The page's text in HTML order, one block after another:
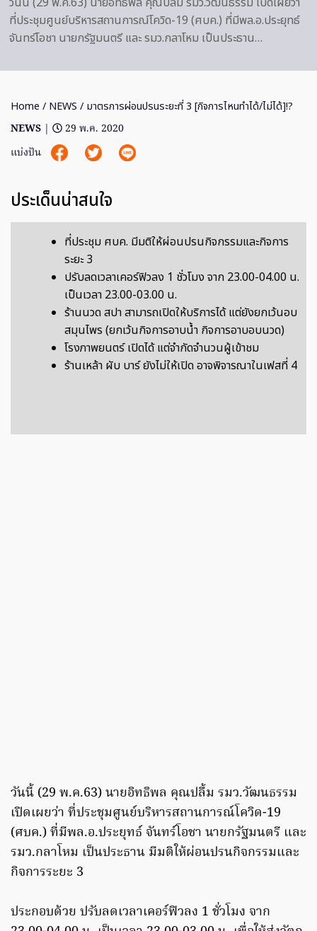
ที่ประชุมศูนย์บริหารสถานการณ์โควิด-19 (ศบค.) ที่มีพล.อ.ประยุทธ์
จันทร์โอชา นายกรัฐมนตรี และ รมว.กลาโหม เป็นประธาน…
Home / NEWS / มาตรการผ่อนปรนระยะที่ 3 [กิจการไหนทำได้/ไม่ได้]!?
NEWS |
29 พ.ค. 2020
แบ่งปัน
ประเด็นน่าสนใจ
ที่ประชุม ศบค. มีมติให้ผ่อนปรนกิจกรรมและกิจการ
ระยะ 3
ปรับลดเวลาเคอร์ฟิวลง 1 ชั่วโมง จาก 23.00-04.00 น.
เป็นเวลา 23.00-03.00 น.
ร้านนวด สปา สามารถเปิดให้บริการได้ แต่ยังยกเว้นอบ
สมุนไพร (ยกเว้นกิจการอาบน้ำ กิจการอาบอบนวด)
โรงภาพยนตร์ เปิดได้ แต่จำกัดจำนวนผู้เข้าชม
ร้านเหล้า ผับ บาร์ ยังไม่ให้เปิด อาจพิจารณาในเฟสที่ 4
วันนี้ (29 พ.ค.63) นายอิทธิพล คุณปลื้ม รมว.วัฒนธรรม
เปิดเผยว่า ที่ประชุมศูนย์บริหารสถานการณ์โควิด-19
(ศบค.) ที่มีพล.อ.ประยุทธ์ จันทร์โอชา นายกรัฐมนตรี และ
รมว.กลาโหม เป็นประธาน มีมติให้ผ่อนปรนกิจกรรมและ
กิจการระยะ 3
ประกอบด้วย ปรับลดเวลาเคอร์ฟิวลง 1 ชั่วโมง จาก